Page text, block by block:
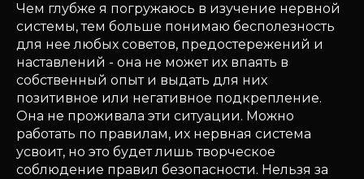
Чем глубже я погружаюсь в изучение нервной
системы, тем больше понимаю бесполезность
для нее любых советов, предостережений и
наставлений - она не может их впаять в
собственный опыт и выдать для них
позитивное или негативное подкрепление.
Она не проживала эти ситуации. Можно
работать по правилам, их нервная система
усвоит, но это будет лишь творческое
соблюдение правил безопасности. Нельзя за